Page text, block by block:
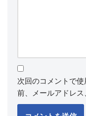
次回のコメントで
前、メールアドレス